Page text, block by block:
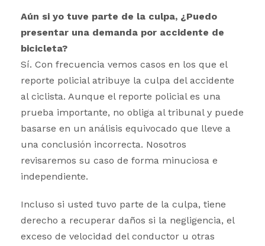
Aún si yo tuve parte de la culpa, ¿Puedo
presentar una demanda por accidente de
bicicleta?
Sí. Con frecuencia vemos casos en los que el
reporte policial atribuye la culpa del accidente
al ciclista. Aunque el reporte policial es una
prueba importante, no obliga al tribunal y puede
basarse en un análisis equivocado que lleve a
una conclusión incorrecta. Nosotros
revisaremos su caso de forma minuciosa e
independiente.
Incluso si usted tuvo parte de la culpa, tiene
derecho a recuperar daños si la negligencia, el
exceso de velocidad del conductor u otras